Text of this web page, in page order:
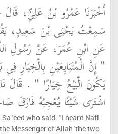
أَخْبَرَنَا عَمْرُو بْنُ عَلِيٍّ،
سَمِعْتُ يَحْيَى بْنَ سَعِيدٍ،
عَنِ ابْنِ عُمَرَ، عَنْ رَسُولِ
"‏ إِنَّ الْمُتَبَايِعَيْنِ بِالْخِيَارِ فِي
يَكُونَ الْبَيْعُ خِيَارًا ‏" ‏.‏ قَالَ
اشْتَرَى شَيْئًا يُعْجِبُهُ فَارَقَ
'eed who said: "I heard Nafi
Messenger of Allah 'the two